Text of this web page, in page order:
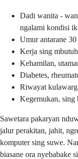
Dadi wanita -
ngalami kondisi
Umur antarane
Kerja sing
Kehamilan,
Diabetes,
Riwayat
Kegemukan, sing
Sawetara pakaryan
jalur perakitan, jahit,
komputer sing suwe.
biasane ora nyebabake